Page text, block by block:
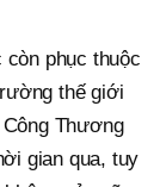
phục thuộc
thế giới
Thương
gian qua, tuy